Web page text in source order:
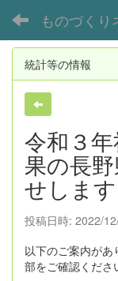
ものづくり
統計等の情報
令和３
果の長
せします
投稿日時: 2022/
以下のご案内が
部をご確認くださ